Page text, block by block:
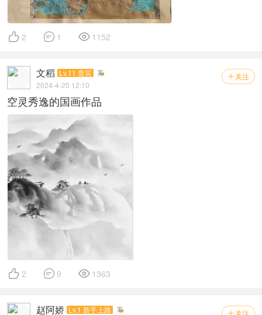
 2  1  1152
 关注
文稻 Lv.11 贵宾
2024-4-20 12:10
空灵秀逸的国画作品
 2  9  1363

赵阿娇 Lv.1 新手上路